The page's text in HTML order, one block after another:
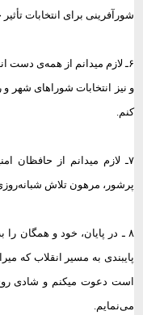
شورآفرینی برای انتخابات
۶ـ لازم میدانم از همه‌ی دست
و نیز انتخابات شوراهای
کنم.
۷ـ لازم میدانم از حافظان
پرشور، مرهون تلاش
۸ ـ در پایان، خود و همگان
پایبندی به مسیر انقلاب که
است دعوت میکنم و شادی
می‌نمایم.